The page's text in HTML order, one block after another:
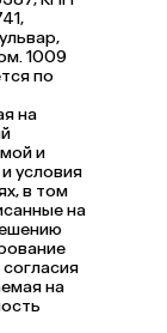
1009
по
на
и
условия
в том
на
на